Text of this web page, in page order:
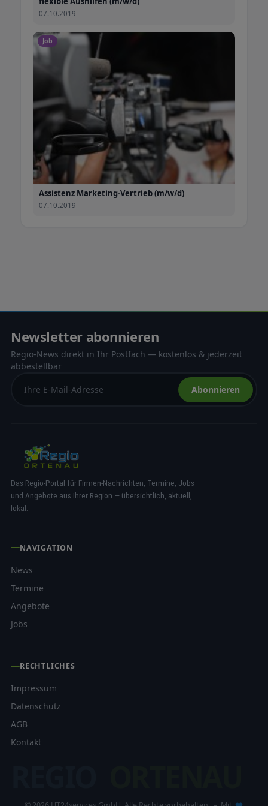
07.10.2019
Job
Assistenz Marketing-Vertrieb (m/w/d)
07.10.2019
Newsletter abonnieren
Regio-News direkt in Ihr Postfach — kostenlos & jederzeit
abbestellbar
Abonnieren
Das Regio-Portal für Firmen-Nachrichten, Termine, Jobs
und Angebote aus Ihrer Region — übersichtlich, aktuell,
lokal.
NAVIGATION
News
Termine
Angebote
Jobs
RECHTLICHES
Impressum
Datenschutz
AGB
Kontakt